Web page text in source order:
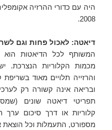
היה עם כדורי ההרזיה
2008.
דיאטה: לאכול פחות וגם
המשותף לכל הדיאטות הוא
מכמות הקלוריות הנצרכת.
והרזייה תלויים מאוד
ובריאה אינה קשורה רק
תפריטי דיאטה שונים
קלוריות או דרך סיכום
מספורט, התעמלות וכל הוצאת